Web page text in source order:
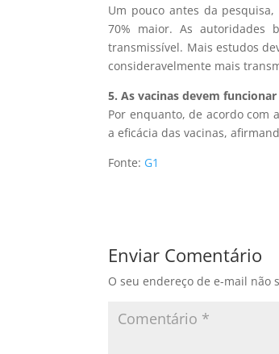
Um pouco antes da
70% maior. As autoridades
transmissível. Mais estudos
consideravelmente mais
5. As vacinas devem
Por enquanto, de acordo com
a eficácia das vacinas,
Fonte: G1
Enviar Comentário
O seu endereço de e-mail não